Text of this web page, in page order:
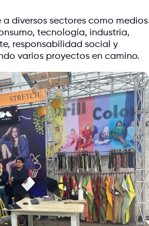
diversos sectores como medios
tecnología, industria,
responsabilidad social y
varios proyectos en camino.